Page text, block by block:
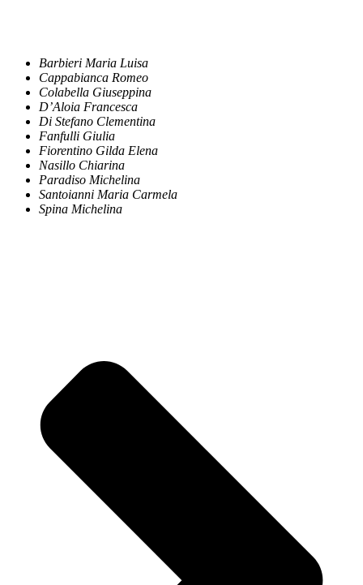
Barbieri Maria Luisa
Cappabianca Romeo
Colabella Giuseppina
D’Aloia Francesca
Di Stefano Clementina
Fanfulli Giulia
Fiorentino Gilda Elena
Nasillo Chiarina
Paradiso Michelina
Santoianni Maria Carmela
Spina Michelina